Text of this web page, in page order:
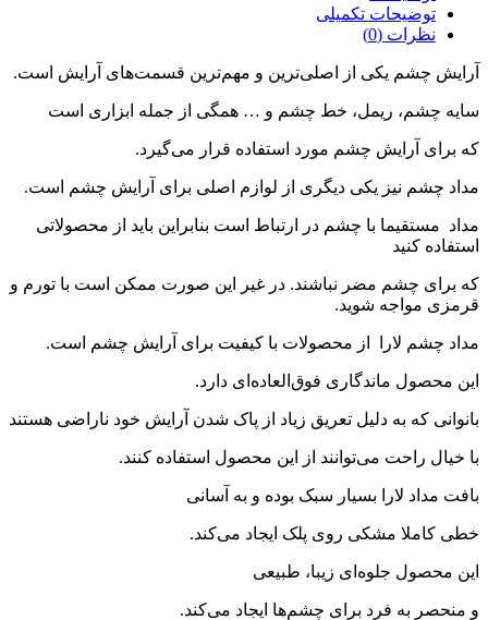
توضیحات تکمیلی
نظرات (0)
آرایش چشم یکی از اصلی‌ترین و مهم‌ترین قسمت‌های آرایش است.
سایه چشم، ریمل، خط چشم و … همگی از جمله ابزاری است
که برای آرایش چشم مورد استفاده قرار می‌گیرد.
مداد چشم نیز یکی دیگری از لوازم اصلی برای آرایش چشم است.
مداد مستقیما با چشم در ارتباط است بنابراین باید از محصولاتی
استفاده کنید
که برای چشم مضر نباشند. در غیر این صورت ممکن است با تورم و
قرمزی مواجه شوید.
مداد چشم لارا از محصولات با کیفیت برای آرایش چشم است.
این محصول ماندگاری فوق‌العاده‌ای دارد.
بانوانی که به دلیل تعریق زیاد از پاک شدن آرایش خود ناراضی هستند
با خیال راحت می‌توانند از این محصول استفاده کنند.
بافت مداد لارا بسیار سبک بوده و به آسانی
خطی کاملا مشکی روی پلک ایجاد می‌کند.
این محصول جلوه‌ای زیبا، طبیعی
و منحصر به فرد برای چشم‌ها ایجاد می‌کند.